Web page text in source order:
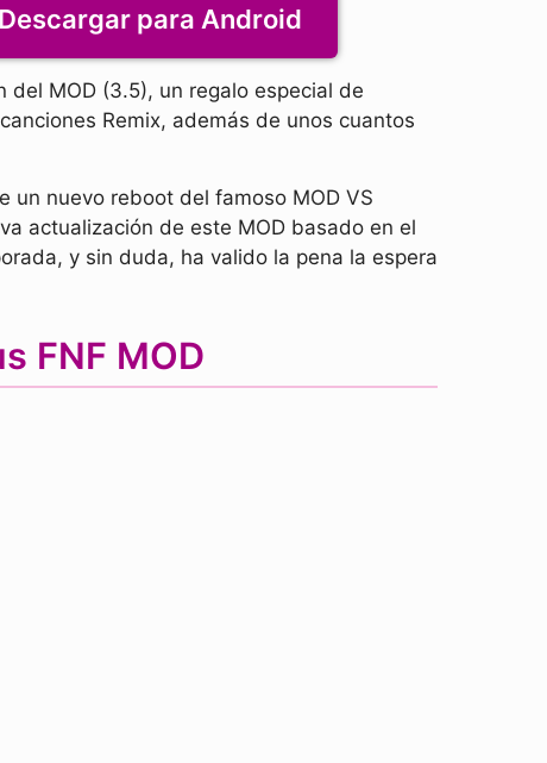
Descargar para Android
MOD (3.5), un regalo especial de
Remix, además de unos cuantos
un nuevo reboot del famoso MOD VS
actualización de este MOD basado en el
y sin duda, ha valido la pena la espera
FNF MOD